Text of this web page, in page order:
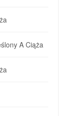
A Ciąża